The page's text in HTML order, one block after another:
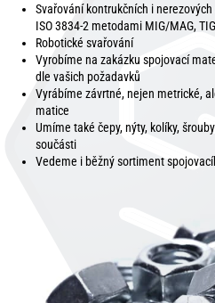
Svařování kontrukčních i
ISO 3834-2 metodami MIG/MAG, TIG
Robotické svařování
Vyrobíme na zakázku spojovací
dle vašich požadavků
Vyrábíme závrtné, nejen metrické,
matice
Umíme také čepy, nýty, kolíky,
součásti
Vedeme i běžný sortiment